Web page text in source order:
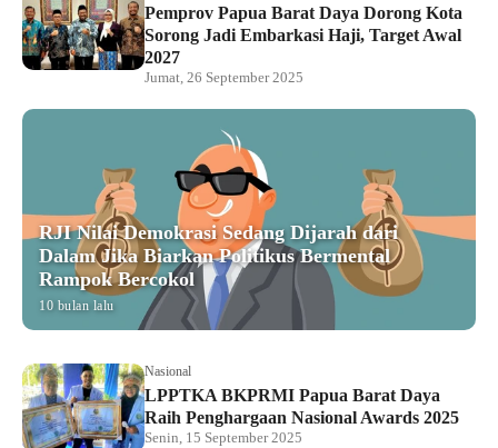
Pemprov Papua Barat Daya Dorong Kota
Sorong Jadi Embarkasi Haji, Target Awal
2027
Jumat, 26 September 2025
RJI Nilai Demokrasi Sedang Dijarah dari
Dalam Jika Biarkan Politikus Bermental
Rampok Bercokol
10 bulan lalu
Nasional
LPPTKA BKPRMI Papua Barat Daya
Raih Penghargaan Nasional Awards 2025
Senin, 15 September 2025